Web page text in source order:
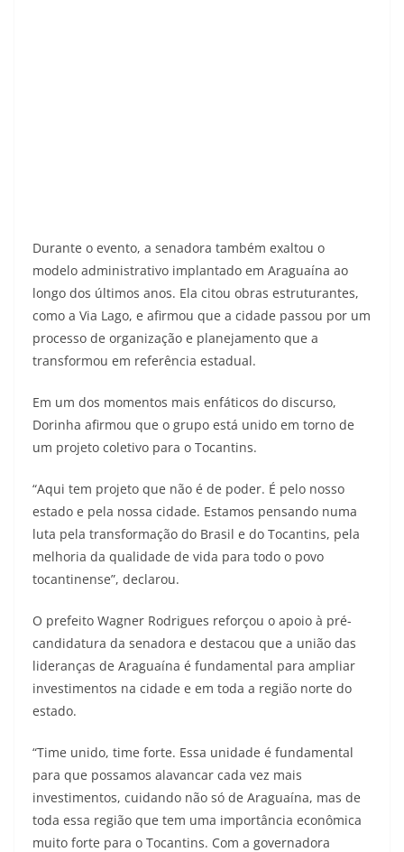
Durante o evento, a senadora também exaltou o
modelo administrativo implantado em Araguaína ao
longo dos últimos anos. Ela citou obras estruturantes,
como a Via Lago, e afirmou que a cidade passou por um
processo de organização e planejamento que a
transformou em referência estadual.
Em um dos momentos mais enfáticos do discurso,
Dorinha afirmou que o grupo está unido em torno de
um projeto coletivo para o Tocantins.
“Aqui tem projeto que não é de poder. É pelo nosso
estado e pela nossa cidade. Estamos pensando numa
luta pela transformação do Brasil e do Tocantins, pela
melhoria da qualidade de vida para todo o povo
tocantinense”, declarou.
O prefeito Wagner Rodrigues reforçou o apoio à pré-
candidatura da senadora e destacou que a união das
lideranças de Araguaína é fundamental para ampliar
investimentos na cidade e em toda a região norte do
estado.
“Time unido, time forte. Essa unidade é fundamental
para que possamos alavancar cada vez mais
investimentos, cuidando não só de Araguaína, mas de
toda essa região que tem uma importância econômica
muito forte para o Tocantins. Com a governadora